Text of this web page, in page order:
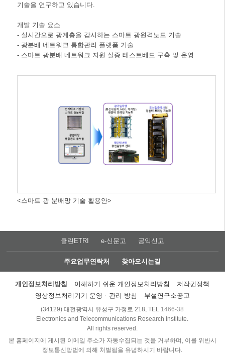
기술을 연구하고 있습니다.
개발 기술 요소
- 실시간으로 광계층을 감시하는 스마트 광원격노드 기술
- 광분배 네트워크 통합관리 플랫폼 기술
- 스마트 광분배 네트워크 지원 실증 테스트베드 구축 및 운영
<스마트 광 분배망 기술 활용안>
클린ETRI e-신문고 공익신고
주요업무연락처 찾아오시는길
개인정보처리방침 이해하기 쉬운 개인정보처리방침
저작권정책
영상정보처리기기 운영ㆍ관리 방침
부설연구소공고
(34129) 대전광역시 유성구 가정로 218, TEL 1466-38
Electronics and Telecommunications Research Institute.
All rights reserved.
본 홈페이지에 게시된 이메일 주소가 자동수집되는 것을 거부하며, 이를 위반시
정보통신망법에 의해 처벌됨을 유념하시기 바랍니다.